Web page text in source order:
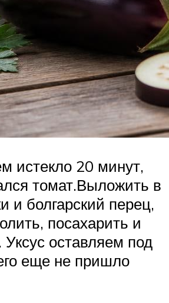
истекло 20 минут,
томат.Выложить в
и болгарский перец,
посахарить и
оставляем под
еще не пришло